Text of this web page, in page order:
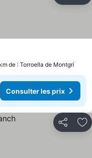
de : Torroella de Montgrí
Consulter les prix
Partager